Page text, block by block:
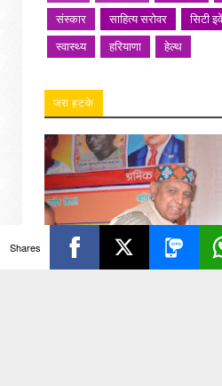
संस्कार
साहित्य सरोवर सिटी
स्वास्थ्य
हरियाणा हेल्थ
जरा हटके
Shares